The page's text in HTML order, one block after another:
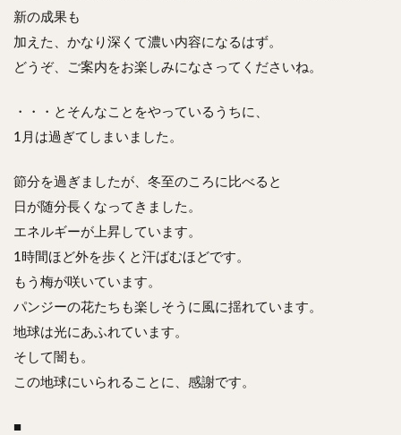
新の成果も
加えた、かなり深くて濃い内容になるはず。
どうぞ、ご案内をお楽しみになさってくださいね。
・・・とそんなことをやっているうちに、
1月は過ぎてしまいました。
節分を過ぎましたが、冬至のころに比べると
日が随分長くなってきました。
エネルギーが上昇しています。
1時間ほど外を歩くと汗ばむほどです。
もう梅が咲いています。
パンジーの花たちも楽しそうに風に揺れています。
地球は光にあふれています。
そして闇も。
この地球にいられることに、感謝です。
■